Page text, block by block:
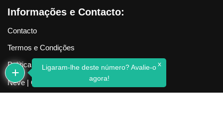
Informações e Contacto:
Contacto
Termos e Condições
Política de Privacidade
Neve| Criado com WordPress
Ligaram-lhe deste número? Avalie-o
agora!
x